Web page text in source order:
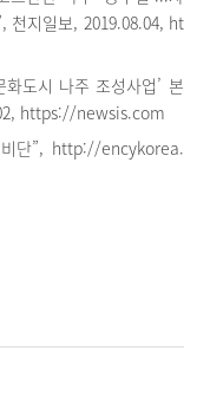
천지일보, 2019.08.04, ht
도시 나주 조성사업’ 본
https://newsis.com
비단”, http://encykorea.